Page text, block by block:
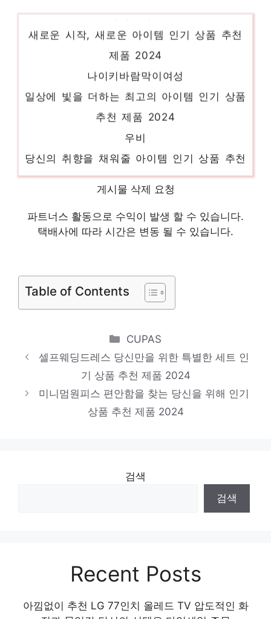
펀칭원피스
일상에 반짝임을 추가하세요 인기 상품 추천
제품 2024
추천 제품 2024
르샵원피스
당신을 위한 세상에 하나뿐인 상품 인기 상품
추천 제품 2024
로엠
품절임박! 지금 바로 찬스! 인기 상품 추천 제
품 2024
게시물 삭제 요청
파트너스 활동으로 수익이 발생 할 수 있습니다.
택배사에 따라 시간은 변동 될 수 있습니다.
Table of Contents
Categories
CUPAS
셀프웨딩드레스 당신만을 위한 특별한 세트 인
기 상품 추천 제품 2024
미니멈원피스 편안함을 찾는 당신을 위해 인기
상품 추천 제품 2024
검색
검색
Recent Posts
아낌없이 추천 LG 77인치 올레드 TV 압도적인 화